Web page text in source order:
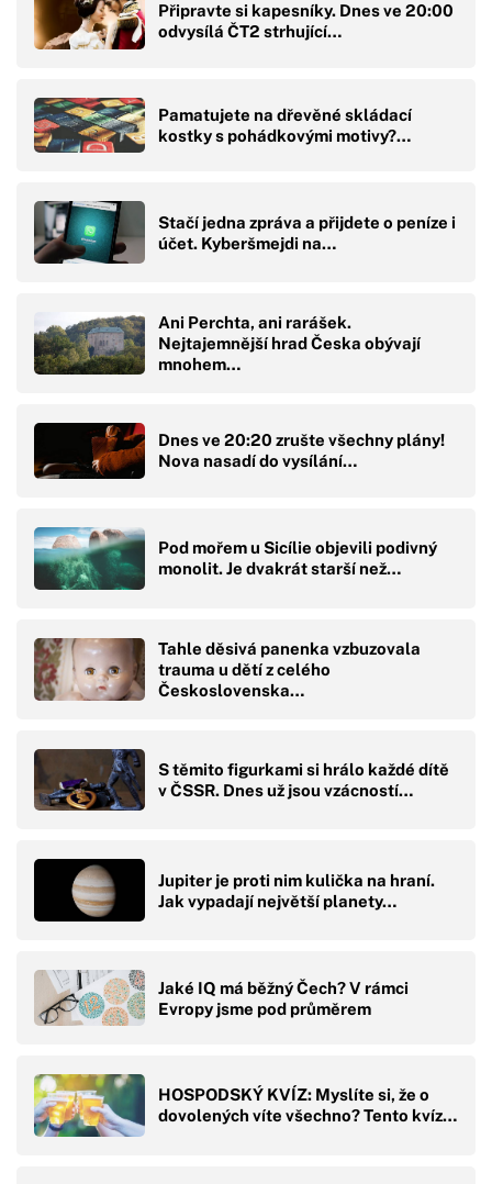
Připravte si kapesníky. Dnes ve 20:00
odvysílá ČT2 strhující…
Pamatujete na dřevěné skládací
kostky s pohádkovými motivy?…
Stačí jedna zpráva a přijdete o peníze i
účet. Kyberšmejdi na…
Ani Perchta, ani rarášek.
Nejtajemnější hrad Česka obývají
mnohem…
Dnes ve 20:20 zrušte všechny plány!
Nova nasadí do vysílání…
Pod mořem u Sicílie objevili podivný
monolit. Je dvakrát starší než…
Tahle děsivá panenka vzbuzovala
trauma u dětí z celého
Československa…
S těmito figurkami si hrálo každé dítě
v ČSSR. Dnes už jsou vzácností…
Jupiter je proti nim kulička na hraní.
Jak vypadají největší planety…
Jaké IQ má běžný Čech? V rámci
Evropy jsme pod průměrem
HOSPODSKÝ KVÍZ: Myslíte si, že o
dovolených víte všechno? Tento kvíz…